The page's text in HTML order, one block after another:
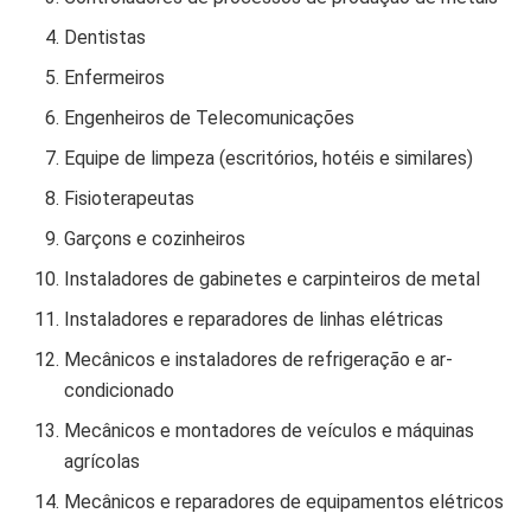
Dentistas
Enfermeiros
Engenheiros de Telecomunicações
Equipe de limpeza (escritórios, hotéis e similares)
Fisioterapeutas
Garçons e cozinheiros
Instaladores de gabinetes e carpinteiros de metal
Instaladores e reparadores de linhas elétricas
Mecânicos e instaladores de refrigeração e ar-
condicionado
Mecânicos e montadores de veículos e máquinas
agrícolas
Mecânicos e reparadores de equipamentos elétricos